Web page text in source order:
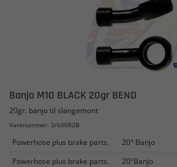
Banjo M10 BLACK 20gr BEND
20gr. banjo til slangemont
Varenummer: 3/60082B
Powerhose plus brake parts.
20° Banjo
Powerhose plus brake parts.
20°Banjo